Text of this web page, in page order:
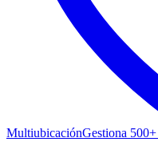
MultiubicaciónGestiona